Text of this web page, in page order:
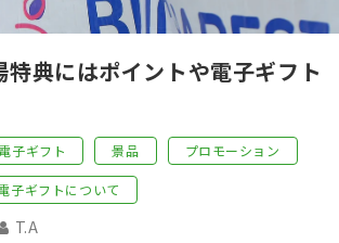
特典にはポイントや電子ギフト
電子ギフト 景品 プロモーション
子ギフトについて
T.A